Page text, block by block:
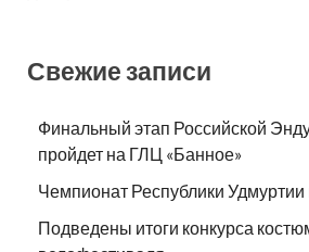
Свежие записи
Финальный этап Российской
пройдет на ГЛЦ «Банное»
Чемпионат Республики
Подведены итоги конкурса